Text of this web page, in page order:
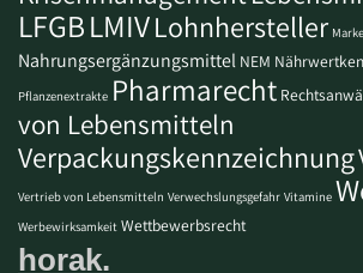
LFGBLMIVLohnhersteller
Nahrungsergänzungsmittel NEM
Pflanzenextrakte Pharmarecht
von Lebensmitteln
Verpackungskennzeichnung
Vertrieb von Lebensmitteln Verwechslungsgefahr Vitamine
Werbewirksamkeit Wettbewerbsrecht
horak.